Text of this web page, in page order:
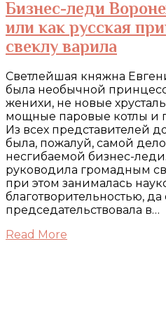
Бизнес-леди
или как русская
свеклу варила
Светлейшая княжна
была необычной
женихи, не новые
мощные паровые котлы и
Из всех представителей
была, пожалуй, самой
несгибаемой бизнес-
руководила громадным
при этом занималась
благотворительностью,
председательствовала в…
Read More